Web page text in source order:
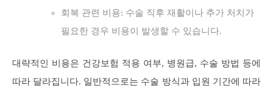
회복 관련 비용: 수술 직후 재활이나 추가 처치가
필요한 경우 비용이 발생할 수 있습니다.
대략적인 비용은 건강보험 적용 여부, 병원급, 수술 방법 등에
따라 달라집니다. 일반적으로는 수술 방식과 입원 기간에 따라